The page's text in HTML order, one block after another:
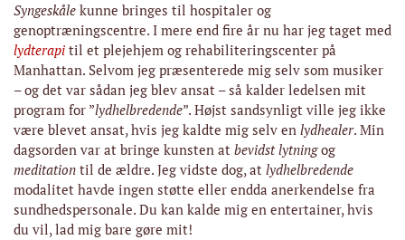
Syngeskåle kunne bringes til hospitaler og
genoptræningscentre. I mere end fire år nu har jeg taget med
lydterapi til et plejehjem og rehabiliteringscenter på
Manhattan. Selvom jeg præsenterede mig selv som musiker
– og det var sådan jeg blev ansat – så kalder ledelsen mit
program for ”lydhelbredende”. Højst sandsynligt ville jeg ikke
være blevet ansat, hvis jeg kaldte mig selv en lydhealer. Min
dagsorden var at bringe kunsten at bevidst lytningog
meditation til de ældre. Jeg vidste dog, at lydhelbredende
modalitet havde ingen støtte eller endda anerkendelse fra
sundhedspersonale. Du kan kalde mig en entertainer, hvis
du vil, lad mig bare gøre mit!